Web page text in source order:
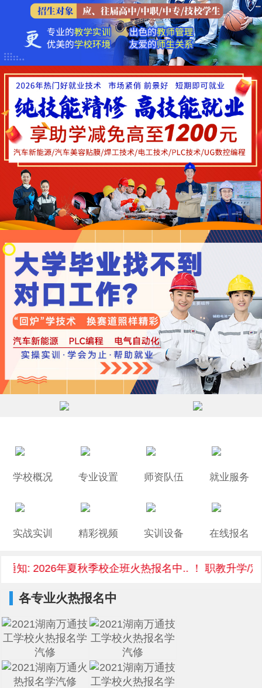
学校概况 专业设置 师资队伍 就业服务
实战实训 精彩视频 实训设备 在线报名
: 2026年夏秋季校企班火热报名中.. ！ 职教升学/定向
各专业火热报名中